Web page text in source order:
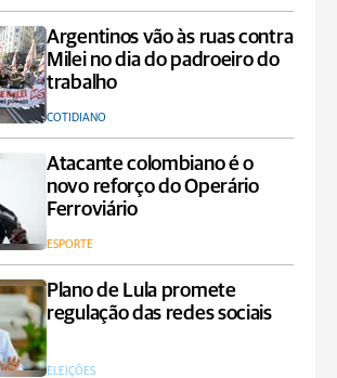
Argentinos vão às ruas contra
Milei no dia do padroeiro do
trabalho
COTIDIANO
Atacante colombiano é o
novo reforço do Operário
Ferroviário
ESPORTE
Plano de Lula promete
regulação das redes sociais
ELEIÇÕES